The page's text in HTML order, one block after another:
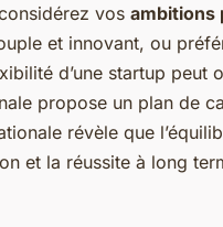
vos ambitions
et innovant, ou
d’une startup peut
propose un plan de
révèle que
et la réussite à long